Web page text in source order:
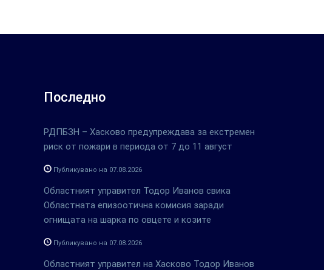
Последно
РДПБЗН – Хасково предупреждава за екстремен
риск от пожари в периода от 7 до 11 август
Публикувано на 07.08.2026
Областният управител Тодор Иванов свика
Областната епизоотична комисия заради
огнищата на шарка по овцете и козите
Публикувано на 07.08.2026
Областният управител на Хасково Тодор Иванов